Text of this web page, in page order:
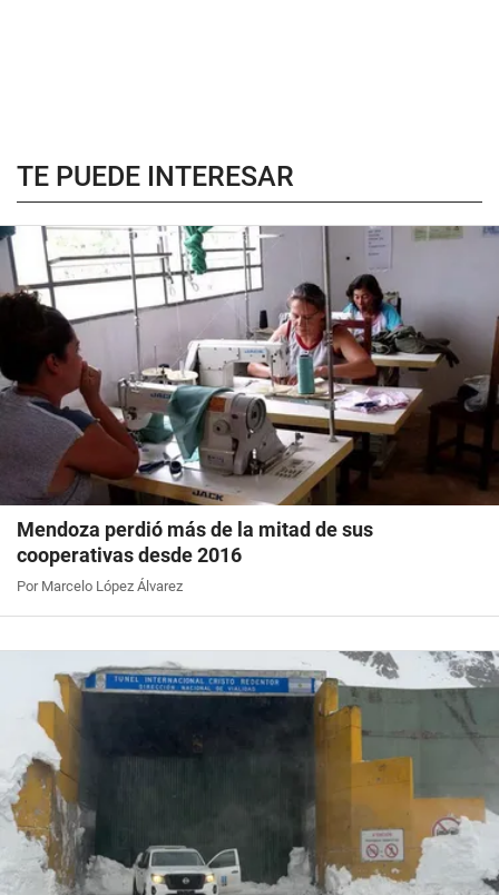
TE PUEDE INTERESAR
Mendoza perdió más de la mitad de sus
cooperativas desde 2016
Por Marcelo López Álvarez